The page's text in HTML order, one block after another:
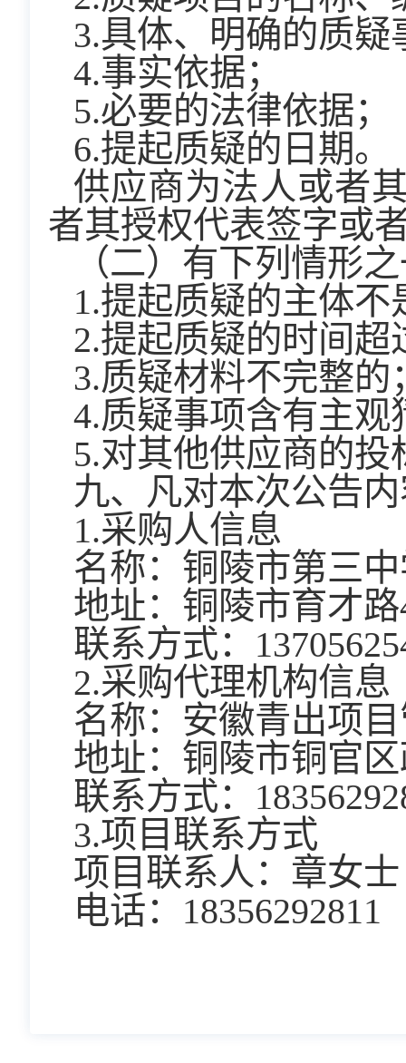
3.具体、明确的质
4.事实依据；
5.必要的法律依据；
6.提起质疑的日期。
供应商为法人或者
者其授权代表签字或
（二）有下列情形
1.提起质疑的主体
2.提起质疑的时间超
3.质疑材料不完整的
4.质疑事项含有主
5.对其他供应商的
九、凡对本次公告
1.采购人信息
名称：铜陵市第三
地址：铜陵市育才路
联系方式：
2.采购代理机构信息
名称：安徽青出项
地址：铜陵市铜官
联系方式：
3.项目联系方式
项目联系人：章女士
电话：18356292811